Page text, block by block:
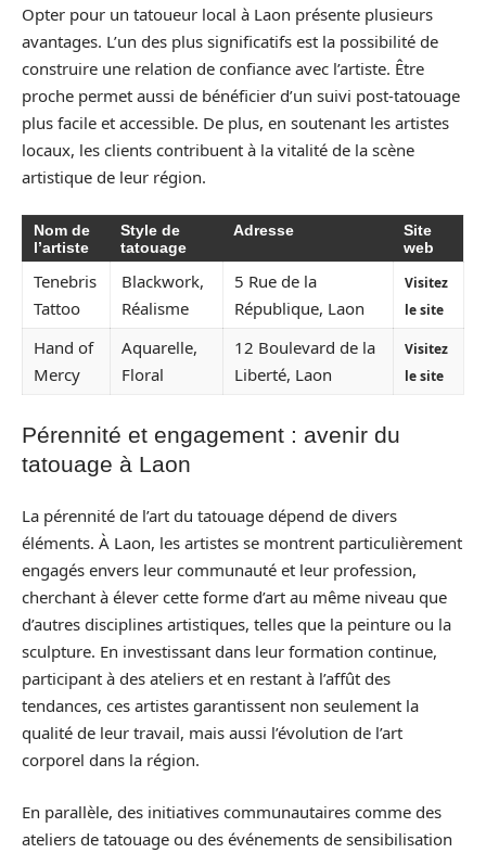
Opter pour un tatoueur local à Laon présente plusieurs
avantages. L’un des plus significatifs est la possibilité de
construire une relation de confiance avec l’artiste. Être
proche permet aussi de bénéficier d’un suivi post-tatouage
plus facile et accessible. De plus, en soutenant les artistes
locaux, les clients contribuent à la vitalité de la scène
artistique de leur région.
Nom de
l’artiste
Style de
tatouage
Adresse
Site
web
Tenebris
Tattoo
Blackwork,
Réalisme
5 Rue de la
République, Laon
Visitez
le site
Hand of
Mercy
Aquarelle,
Floral
12 Boulevard de la
Liberté, Laon
Visitez
le site
Pérennité et engagement : avenir du
tatouage à Laon
La pérennité de l’art du tatouage dépend de divers
éléments. À Laon, les artistes se montrent particulièrement
engagés envers leur communauté et leur profession,
cherchant à élever cette forme d’art au même niveau que
d’autres disciplines artistiques, telles que la peinture ou la
sculpture. En investissant dans leur formation continue,
participant à des ateliers et en restant à l’affût des
tendances, ces artistes garantissent non seulement la
qualité de leur travail, mais aussi l’évolution de l’art
corporel dans la région.
En parallèle, des initiatives communautaires comme des
ateliers de tatouage ou des événements de sensibilisation